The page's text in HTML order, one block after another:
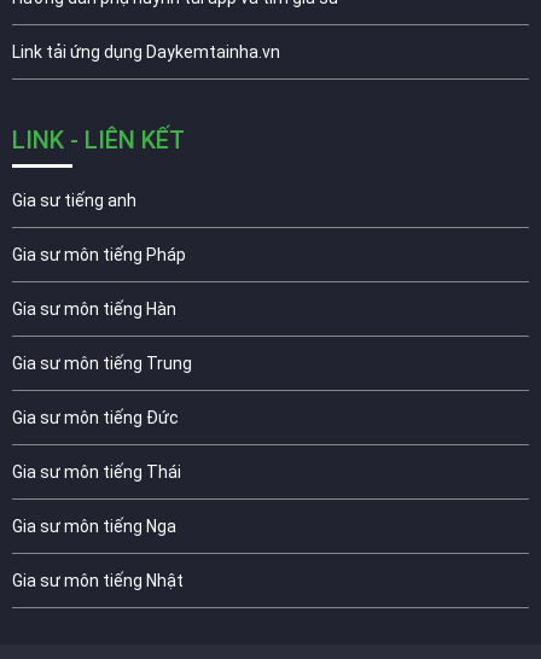
Link tải ứng dụng Daykemtainha.vn
LINK - LIÊN KẾT
Gia sư tiếng anh
Gia sư môn tiếng Pháp
Gia sư môn tiếng Hàn
Gia sư môn tiếng Trung
Gia sư môn tiếng Đức
Gia sư môn tiếng Thái
Gia sư môn tiếng Nga
Gia sư môn tiếng Nhật